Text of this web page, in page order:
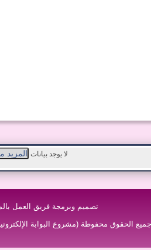
لا يوجد بيانات
تصميم وبرمجة فريق العمل
جميع الحقوق محفوطة (مشروع البوابة الإلكترونية)